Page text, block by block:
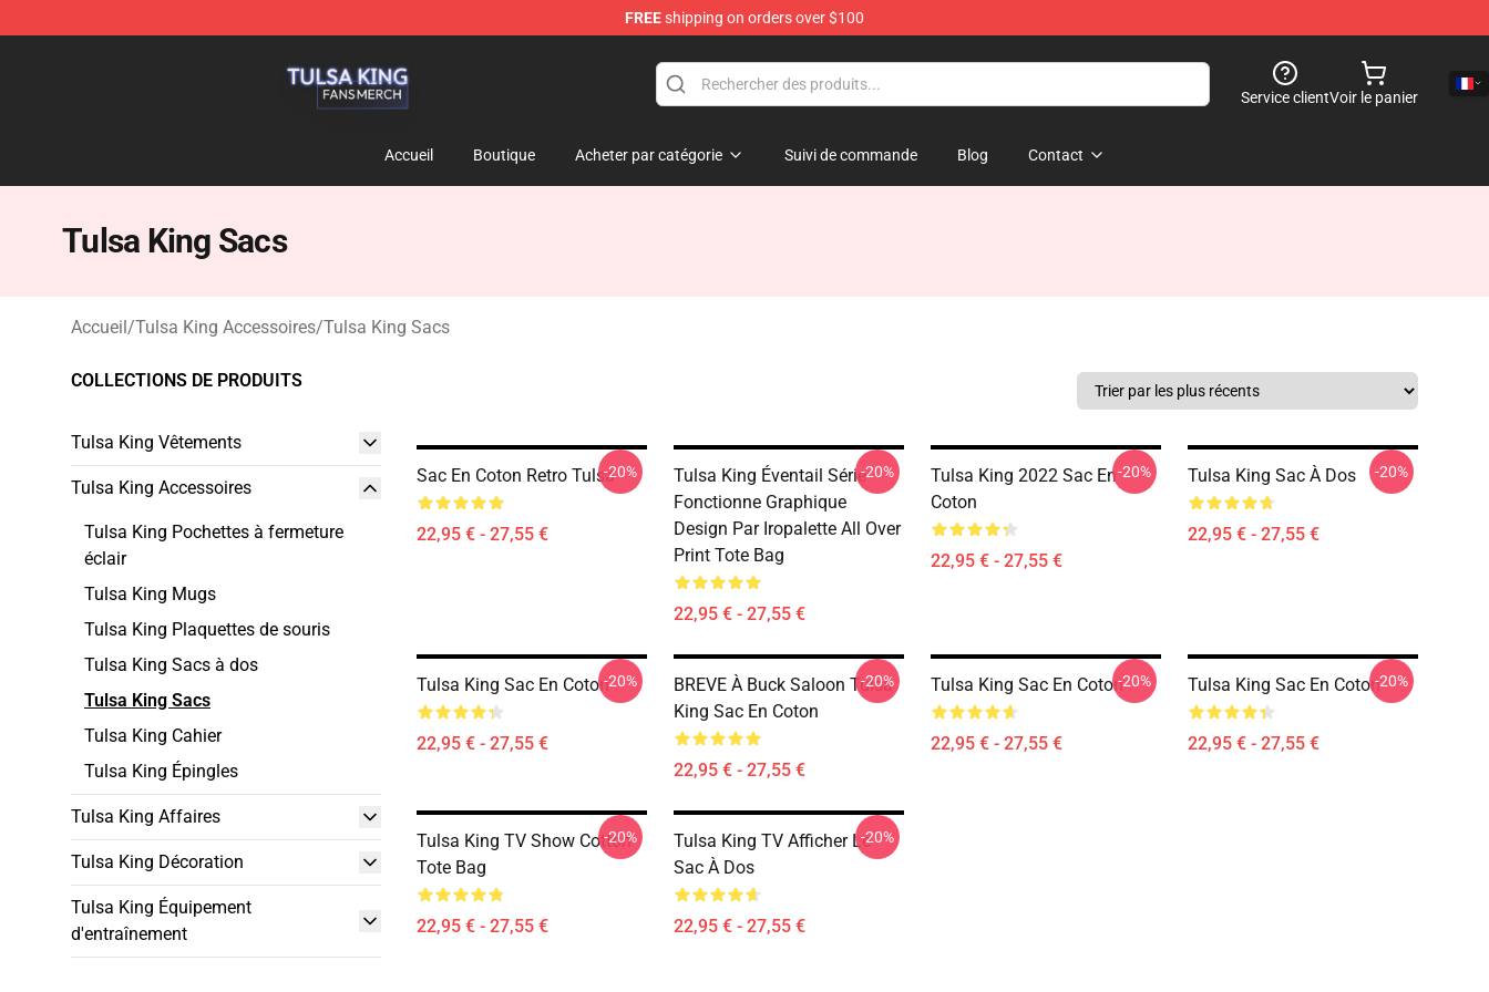
FREEshipping on orders over $100
Service clientVoir le panier
Accueil Boutique Acheter par catégorie Suivi de commande Blog Contact
Tulsa King Sacs
Accueil/Tulsa King Accessoires/Tulsa King Sacs
COLLECTIONS DE PRODUITS
Tulsa King Vêtements
Tulsa King Accessoires
Tulsa King Pochettes à fermeture
éclair
Tulsa King Mugs
Tulsa King Plaquettes de souris
Tulsa King Sacs à dos
Tulsa King Sacs
Tulsa King Cahier
Tulsa King Épingles
Tulsa King Affaires
Tulsa King Décoration
Tulsa King Équipement
d'entraînement
Sac En Coton Retro Tulsa
22,95 € - 27,55 €
-20%
Tulsa King Éventail Série
Fonctionne Graphique
Design Par Iropalette All Over
Print Tote Bag
22,95 € - 27,55 €
-20%
Tulsa King 2022 Sac En
Coton
22,95 € - 27,55 €
-20% Tulsa King Sac À Dos
22,95 € - 27,55 €
-20%
Tulsa King Sac En Coton
22,95 € - 27,55 €
-20%
BREVE À Buck Saloon Tulsa
King Sac En Coton
22,95 € - 27,55 €
-20% Tulsa King Sac En Coton
22,95 € - 27,55 €
-20% Tulsa King Sac En Coton
22,95 € - 27,55 €
-20%
Tulsa King TV Show Cotton
Tote Bag
22,95 € - 27,55 €
-20%
Tulsa King TV Afficher Le
Sac À Dos
22,95 € - 27,55 €
-20%